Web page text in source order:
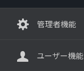
管理者機能
ユーザー機能